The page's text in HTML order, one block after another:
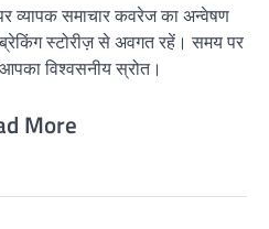
व्यापक समाचार कवरेज का अन्वेषण
स्टोरीज़ से अवगत रहें। समय पर
विश्वसनीय स्रोत।
More